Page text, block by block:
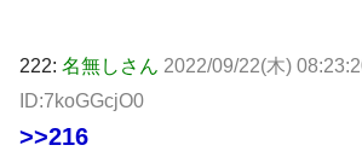
222: 名無しさん 2022/09/22(木)
ID:7koGGcjO0
>>216